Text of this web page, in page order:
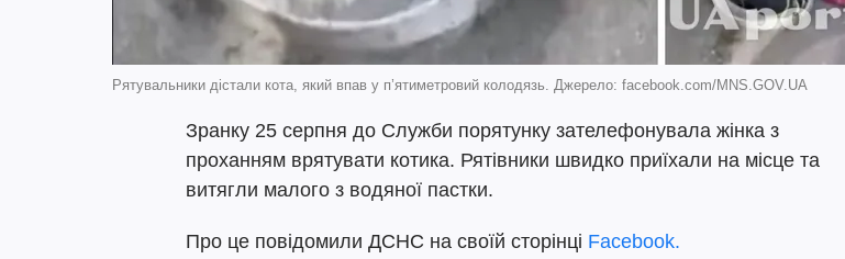
Рятувальники дістали кота, який впав у п’ятиметровий колодязь. Джерело: facebook.com/MNS.GOV.UA
Зранку 25 серпня до Служби порятунку зателефонувала жінка з
проханням врятувати котика. Рятівники швидко приїхали на місце та
витягли малого з водяної пастки.
Про це повідомили ДСНС на своїй сторінці Facebook.